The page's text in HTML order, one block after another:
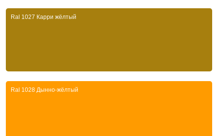
Ral 1027 Карри жёлтый
Ral 1028 Дынно-жёлтый